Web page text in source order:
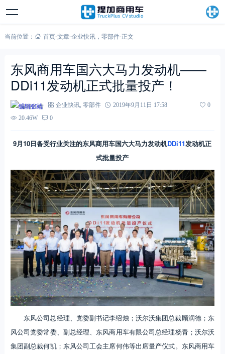
当前位置： 首页-文章-企业快讯， 零部件-正文
东风商用车国六大马力发动机——
DDi11发动机正式批量投产！
编辑张靖 企业快讯, 零部件 2019年9月11日 17:58
0
20.46W
0
9月10日备受行业关注的东风商用车国六大马力发动机DDi11发动机正
式批量投产
东风公司总经理、党委副书记李绍烛；沃尔沃集团总裁顾润德；东
风公司党委常委、副总经理、东风商用车有限公司总经理杨青；沃尔沃
集团副总裁何凯；东风公司工会主席何伟等出席量产仪式。东风商用车